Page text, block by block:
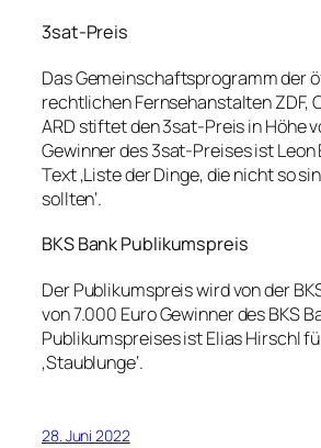
3sat-Preis
Das Gemeinschaftsprogramm der
rechtlichen Fernsehanstalten ZDF,
ARD stiftet den 3sat-Preis in Höhe
Gewinner des 3sat-Preises ist Leon
Text ‚Liste der Dinge, die nicht so
sollten‘.
BKS Bank Publikumspreis
Der Publikumspreis wird von der
von 7.000 Euro Gewinner des BKS
Publikumspreises ist Elias Hirschl
‚Staublunge‘.
28. Juni 2022